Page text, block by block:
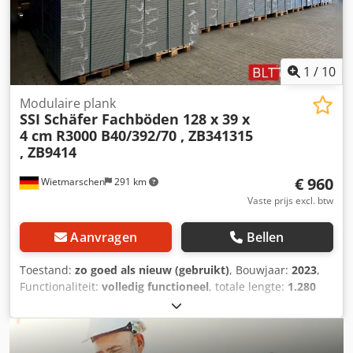
is mogelijk, maar brengt extra kosten met zich mee. Deze
kosten kunnen op aanvraag worden bepaald, afhankelijk
van de leveringslocatie en de omvang van de levering.
Chjdpfx Ajzrgdkjl Isa
1 / 10
Wietmarschen 291 km
Modulaire plank
SSI Schäfer Fachböden 128 x 39 x
4 cm R3000 B40/392/70 , ZB341315
, ZB9414
€ 960
Vaste prijs excl. btw
Aanvragen Bellen
Toestand: zo goed als nieuw (gebruikt), Bouwjaar: 2023,
Functionaliteit: volledig functioneel, totale lengte: 1.280
390 mm, totale hoogte:
st. Legborden ca. 128 x 39 x 4 cm , SSI Schäfer R3000 , II.
keuze (nieuw) Stellingrekken Werkplaatsrekken ,